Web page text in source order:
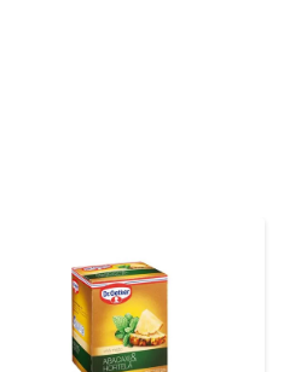
Você pode desfrutar
momentos de